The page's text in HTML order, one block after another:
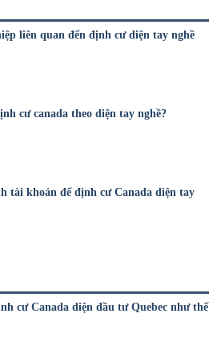
liên quan đến định cư diện tay nghề
cư canada theo diện tay nghề?
tài khoản để định cư Canada diện tay
cư Canada diện đầu tư Quebec như thế